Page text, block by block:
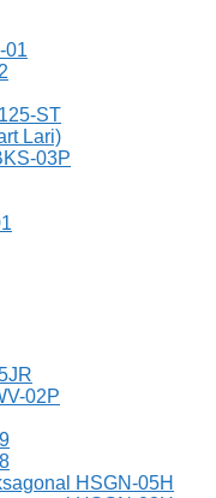
01
ST
Lari)
03P
02P
HSGN-05H